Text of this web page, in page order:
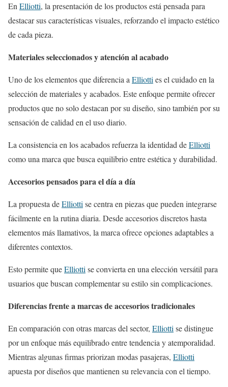
En Elliotti, la presentación de los productos está pensada para
destacar sus características visuales, reforzando el impacto estético
de cada pieza.
Materiales seleccionados y atención al acabado
Uno de los elementos que diferencia a Elliotti es el cuidado en la
selección de materiales y acabados. Este enfoque permite ofrecer
productos que no solo destacan por su diseño, sino también por su
sensación de calidad en el uso diario.
La consistencia en los acabados refuerza la identidad deElliotti
como una marca que busca equilibrio entre estética y durabilidad.
Accesorios pensados para el día a día
La propuesta deElliotti se centra en piezas que pueden integrarse
fácilmente en la rutina diaria. Desde accesorios discretos hasta
elementos más llamativos, la marca ofrece opciones adaptables a
diferentes contextos.
Esto permite queElliotti se convierta en una elección versátil para
usuarios que buscan complementar su estilo sin complicaciones.
Diferencias frente a marcas de accesorios tradicionales
En comparación con otras marcas del sector, Elliotti se distingue
por un enfoque más equilibrado entre tendencia y atemporalidad.
Mientras algunas firmas priorizan modas pasajeras, Elliotti
apuesta por diseños que mantienen su relevancia con el tiempo.